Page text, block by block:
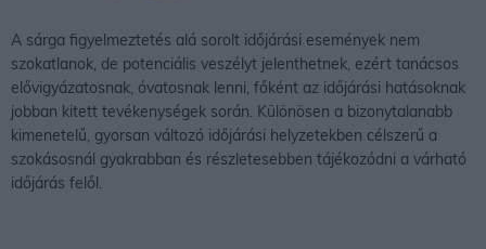
A sárga figyelmeztetés alá sorolt időjárási események nem
szokatlanok, de potenciális veszélyt jelenthetnek, ezért tanácsos
elővigyázatosnak, óvatosnak lenni, főként az időjárási hatásoknak
jobban kitett tevékenységek során. Különösen a bizonytalanabb
kimenetelű, gyorsan változó időjárási helyzetekben célszerű a
szokásosnál gyakrabban és részletesebben tájékozódni a várható
időjárás felől.